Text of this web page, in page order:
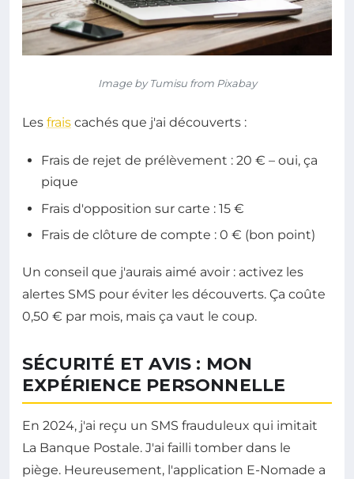
Image by Tumisu from Pixabay
Les frais cachés que j'ai découverts :
Frais de rejet de prélèvement : 20 € – oui, ça
pique
Frais d'opposition sur carte : 15 €
Frais de clôture de compte : 0 € (bon point)
Un conseil que j'aurais aimé avoir : activez les
alertes SMS pour éviter les découverts. Ça coûte
0,50 € par mois, mais ça vaut le coup.
SÉCURITÉ ET AVIS : MON
EXPÉRIENCE PERSONNELLE
En 2024, j'ai reçu un SMS frauduleux qui imitait
La Banque Postale. J'ai failli tomber dans le
piège. Heureusement, l'application E-Nomade a